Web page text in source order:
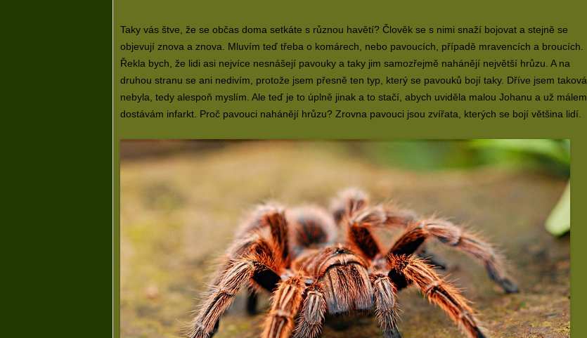
Taky vás štve, že se občas doma setkáte s různou havětí? Člověk se s nimi snaží bojovat a stejně se
objevují znova a znova. Mluvím teď třeba o komárech, nebo pavoucích, případě mravencích a broucích.
Řekla bych, že lidi asi nejvíce nesnášejí pavouky a taky jim samozřejmě nahánějí největší hrůzu. A na
druhou stranu se ani nedivím, protože jsem přesně ten typ, který se pavouků bojí taky. Dříve jsem taková
nebyla, tedy alespoň myslím. Ale teď je to úplně jinak a to stačí, abych uviděla malou Johanu a už málem
dostávám infarkt. Proč pavouci nahánějí hrůzu? Zrovna pavouci jsou zvířata, kterých se bojí většina lidí.